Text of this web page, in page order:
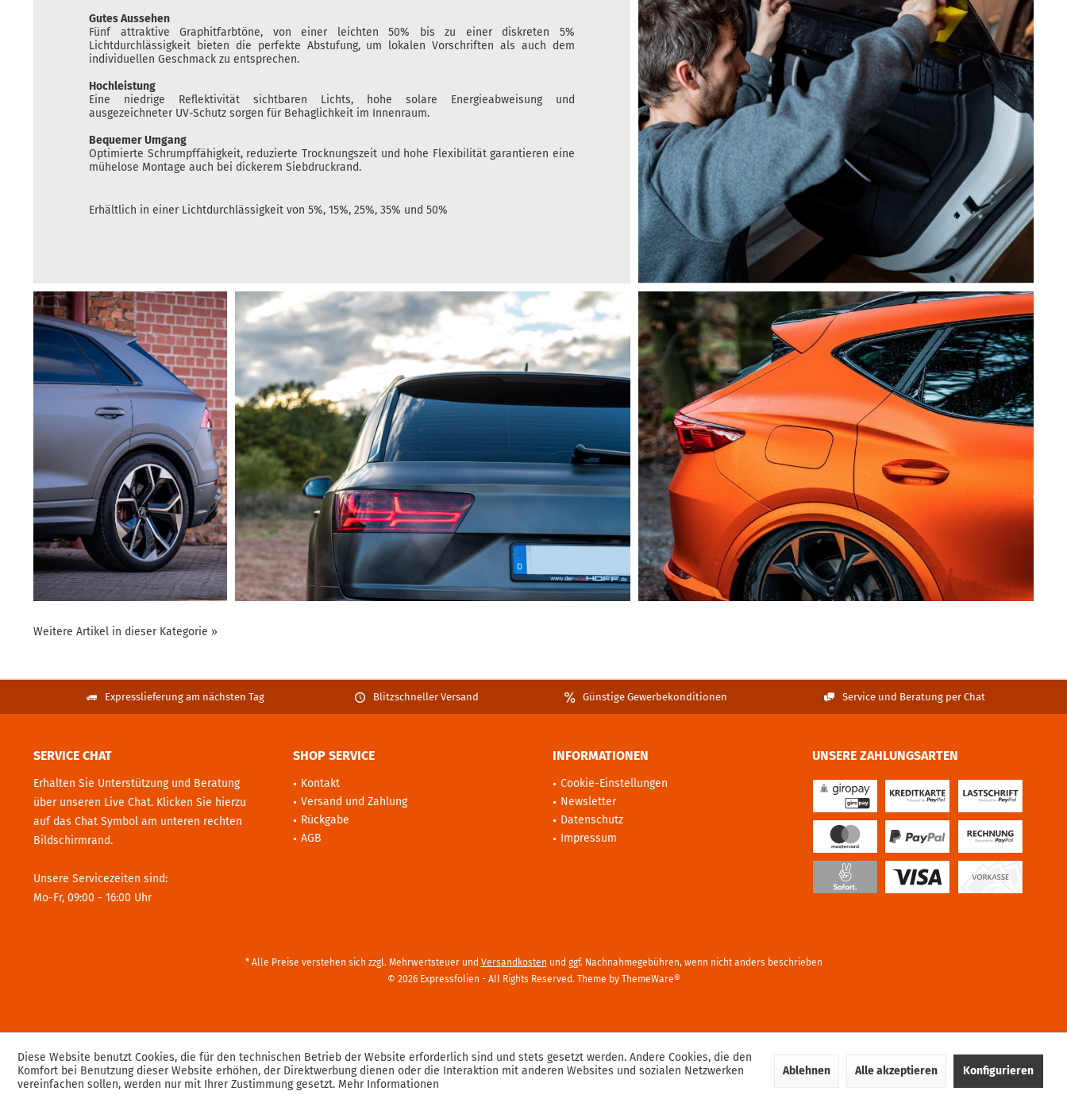
Gutes Aussehen
Fünf attraktive Graphitfarbtöne, von einer leichten 50% bis zu einer diskreten 5%
Lichtdurchlässigkeit bieten die perfekte Abstufung, um lokalen Vorschriften als auch dem
individuellen Geschmack zu entsprechen.
Hochleistung
Eine niedrige Reflektivität sichtbaren Lichts, hohe solare Energieabweisung und
ausgezeichneter UV-Schutz sorgen für Behaglichkeit im Innenraum.
Bequemer Umgang
Optimierte Schrumpffähigkeit, reduzierte Trocknungszeit und hohe Flexibilität garantieren eine
mühelose Montage auch bei dickerem Siebdruckrand.
Erhältlich in einer Lichtdurchlässigkeit von 5%, 15%, 25%, 35% und 50%
Weitere Artikel in dieser Kategorie »
Expresslieferung am nächsten Tag Blitzschneller Versand Günstige Gewerbekonditionen Service und Beratung per Chat
SERVICE CHAT
Erhalten Sie Unterstützung und Beratung
über unseren Live Chat. Klicken Sie hierzu
auf das Chat Symbol am unteren rechten
Bildschirmrand.
Unsere Servicezeiten sind:
Mo-Fr, 09:00 - 16:00 Uhr
SHOP SERVICE
Kontakt
Versand und Zahlung
Rückgabe
AGB
INFORMATIONEN
Cookie-Einstellungen
Newsletter
Datenschutz
Impressum
UNSERE ZAHLUNGSARTEN
* Alle Preise verstehen sich zzgl. Mehrwertsteuer und Versandkosten und ggf. Nachnahmegebühren, wenn nicht anders beschrieben
© 2026 Expressfolien - All Rights Reserved. Theme by ThemeWare®
Diese Website benutzt Cookies, die für den technischen Betrieb der Website erforderlich sind und stets gesetzt werden. Andere Cookies, die den
Komfort bei Benutzung dieser Website erhöhen, der Direktwerbung dienen oder die Interaktion mit anderen Websites und sozialen Netzwerken
vereinfachen sollen, werden nur mit Ihrer Zustimmung gesetzt. Mehr Informationen
Ablehnen Alle akzeptieren Konfigurieren